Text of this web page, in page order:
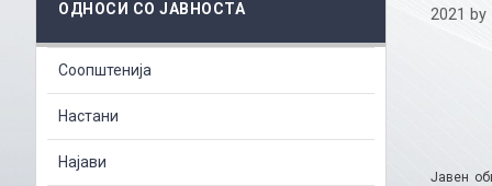
2021 by
Јавен
ОДНОСИ СО ЈАВНОСТА
Соопштенија
Настани
Најави